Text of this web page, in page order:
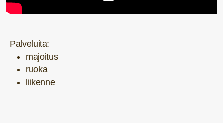
Palveluita:
majoitus
ruoka
liikenne